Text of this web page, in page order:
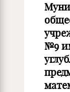
№9